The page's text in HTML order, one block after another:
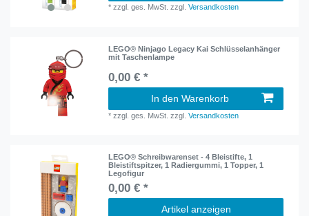
*zzgl. ges. MwSt. zzgl.Versandkosten
LEGO® Ninjago Legacy Kai Schlüsselanhänger
mit Taschenlampe
0,00 € *
In den Warenkorb
*zzgl. ges. MwSt. zzgl.Versandkosten
LEGO® Schreibwarenset - 4 Bleistifte, 1
Bleistiftspitzer, 1 Radiergummi, 1 Topper, 1
Legofigur
0,00 € *
Artikel anzeigen